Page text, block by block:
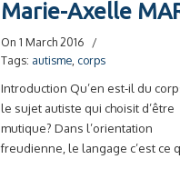
Marie-Axelle
On 1 March 2016
/
Tags: autisme corps
Introduction Qu’en est-il du
le sujet autiste qui choisit d’être
mutique? Dans l’orientation
freudienne, le langage c’est ce